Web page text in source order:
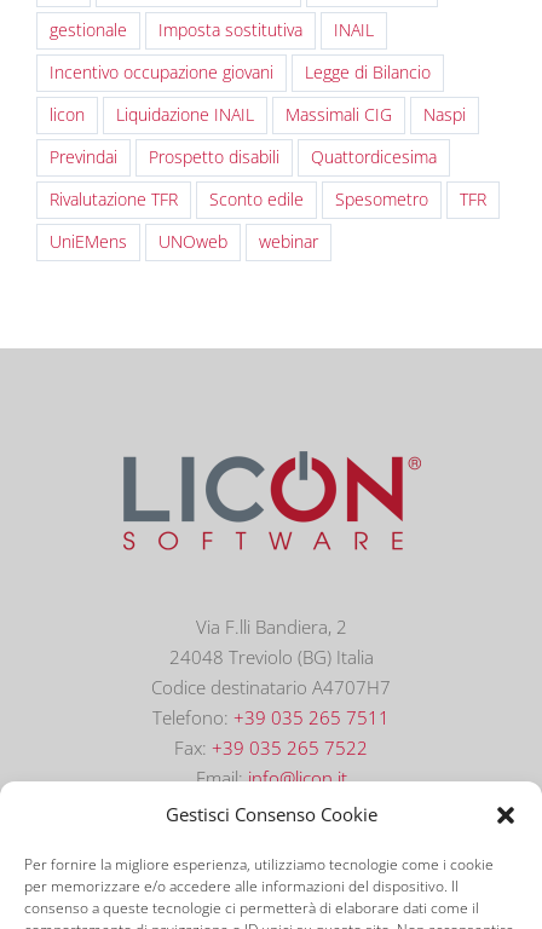
Gestisci Consenso Cookie
Per fornire la migliore esperienza, utilizziamo tecnologie come i cookie
per memorizzare e/o accedere alle informazioni del dispositivo. Il
consenso a queste tecnologie ci permetterà di elaborare dati come il
gestionale
Imposta sostitutiva
INAIL
Incentivo occupazione giovani
Legge di Bilancio
licon
Liquidazione INAIL Massimali CIG
Naspi
Previndai
Prospetto disabili
Quattordicesima
Rivalutazione TFR
Sconto edile Spesometro
TFR
UniEMens
UNOweb webinar
Via F.lli Bandiera, 2
24048 Treviolo (BG) Italia
Codice destinatario A4707H7
Telefono: +39 035 265 7511
Fax: +39 035 265 7522
Email:info@licon.it